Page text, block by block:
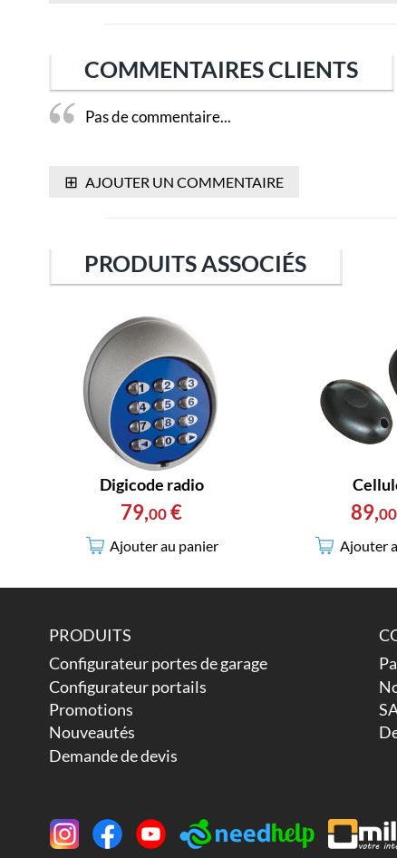
COMMENTAIRES CLIENTS
Pas de commentaire...
⊞ AJOUTER UN COMMENTAIRE
PRODUITS ASSOCIÉS
Digicode radio
79,00 €
Ajouter au panier
89,00
Ajouter
PRODUITS
Configurateur portes de garage
Configurateur portails
Promotions
Nouveautés
Demande de devis